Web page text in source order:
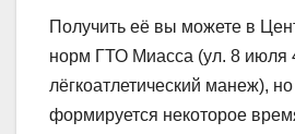
Получить её вы можете в
норм ГТО Миасса (ул. 8 июля
лёгкоатлетический манеж),
формируется некоторое